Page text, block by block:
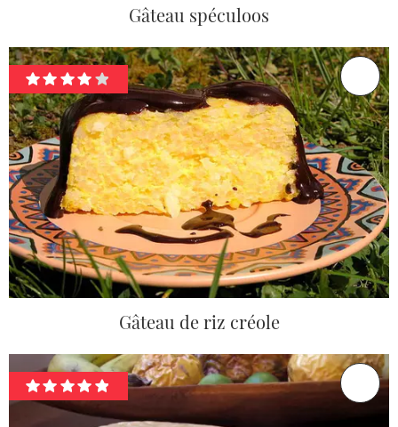
Gâteau spéculoos
Gâteau de riz créole